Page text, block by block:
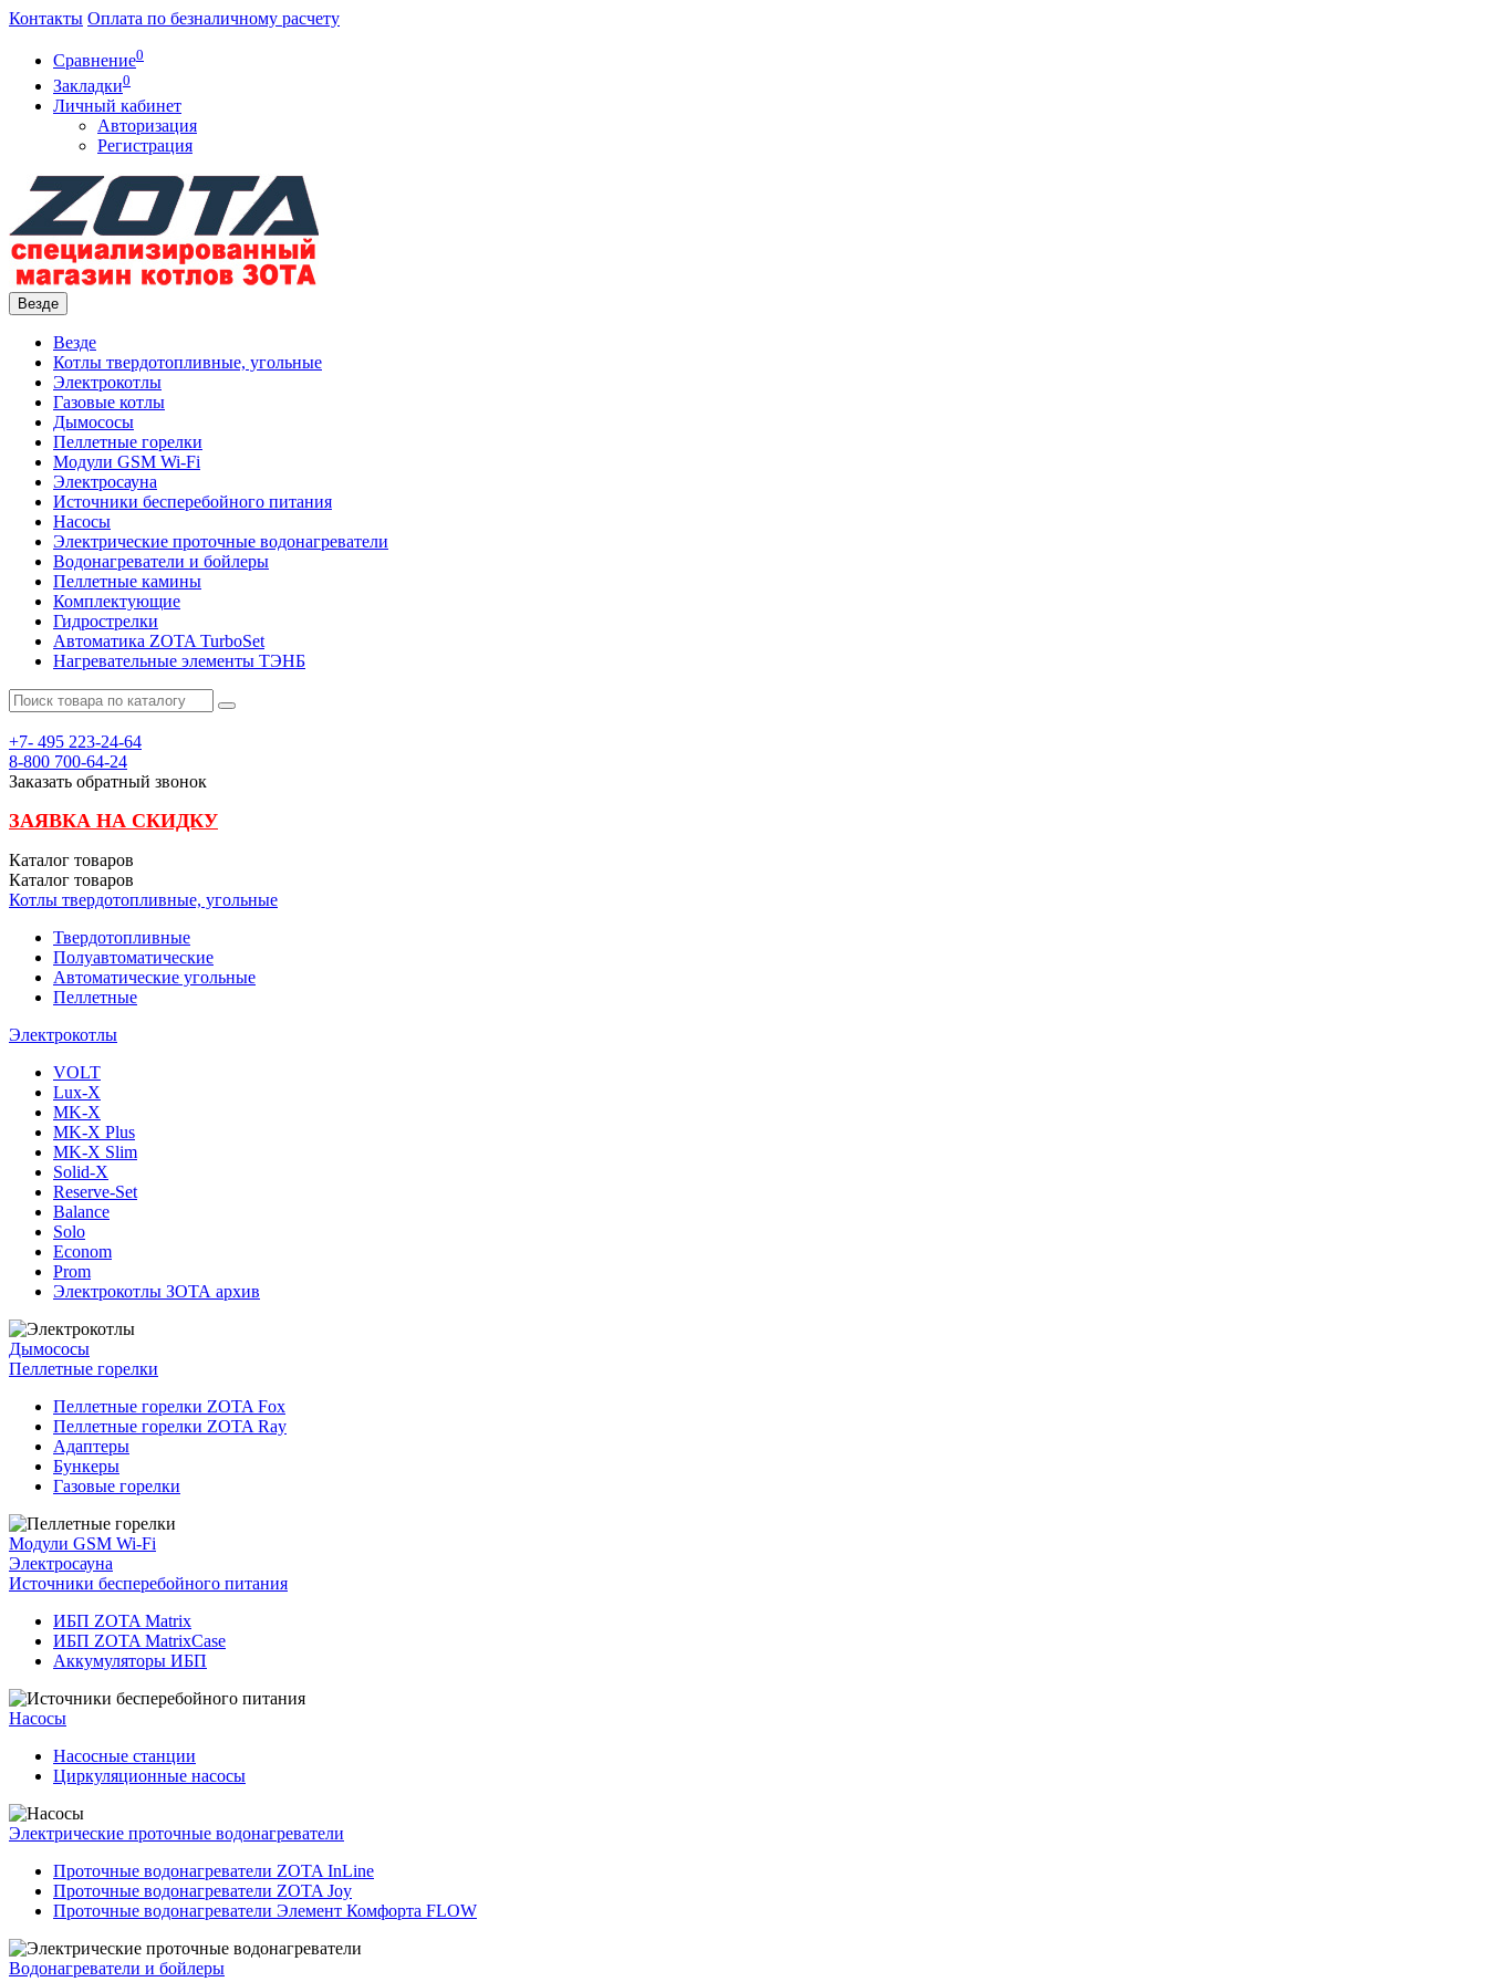
Контакты Оплата по безналичному расчету
Сравнение0
Закладки0
Личный кабинет
Авторизация
Регистрация
Везде
Везде
Котлы твердотопливные, угольные
Электрокотлы
Газовые котлы
Дымососы
Пеллетные горелки
Модули GSM Wi-Fi
Электросауна
Источники бесперебойного питания
Насосы
Электрические проточные водонагреватели
Водонагреватели и бойлеры
Пеллетные камины
Комплектующие
Гидрострелки
Автоматика ZOTA TurboSet
Нагревательные элементы ТЭНБ
+7- 495 223-24-64
8-800 700-64-24
Заказать обратный звонок
ЗАЯВКА НА СКИДКУ
Каталог товаров
Каталог товаров
Котлы твердотопливные, угольные
Твердотопливные
Полуавтоматические
Автоматические угольные
Пеллетные
Электрокотлы
VOLT
Lux-X
MK-X
MK-X Plus
MK-X Slim
Solid-X
Reserve-Set
Balance
Solo
Econom
Prom
Электрокотлы ЗОТА архив
Дымососы
Пеллетные горелки
Пеллетные горелки ZOTA Fox
Пеллетные горелки ZOTA Ray
Адаптеры
Бункеры
Газовые горелки
Модули GSM Wi-Fi
Электросауна
Источники бесперебойного питания
ИБП ZOTA Matrix
ИБП ZOTA MatrixCase
Аккумуляторы ИБП
Насосы
Насосные станции
Циркуляционные насосы
Электрические проточные водонагреватели
Проточные водонагреватели ZOTA InLine
Проточные водонагреватели ZOTA Joy
Проточные водонагреватели Элемент Комфорта FLOW
Водонагреватели и бойлеры